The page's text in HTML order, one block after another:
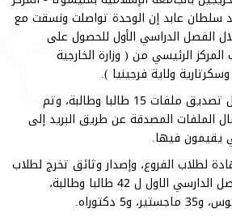
سلطان عابد إن الوحدة تواصلت ونسقت مع
الفصل الدراسي الأول للحصول على
الرئيسي من ( وزارة الخارجية
ولاية فرجينيا ).
وأضاف عابد : وتم بالفعل تصديق ملفات 15 طالبا وطالبة، وتم
الملفات المصدقة عن طريق البريد إلى
يقيمون فيها.
إصدار 576 شهادة لطلاب الفروع، وإصدار وثائق تخرج لطلاب
المركز الرئيسي خلال الفصل الدارسي الاول ل 42 طالبا وطالبة،
دكتوراه.